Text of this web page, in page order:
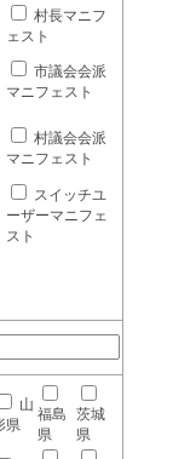
村長マニフ
ェスト
市議会会派
マニフェスト
村議会会派
マニフェスト
スイッチユ
ーザーマニフェ
スト
山
県
福島
県
茨城
県